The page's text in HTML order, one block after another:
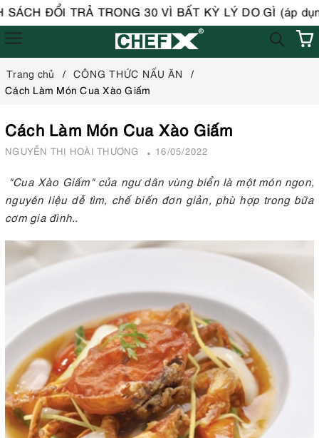
ĐỔI TRẢ TRONG 30 VÌ BẤT KỲ LÝ DO GÌ (áp dụng
Trang chủ
CÔNG THỨC NẤU ĂN
Cách Làm Món Cua Xào Giấm
Cách Làm Món Cua Xào Giấm
NGUYỄN THỊ HOÀI THƯƠNG 16/05/2022
"Cua Xào Giấm" của ngư dân vùng biển là một món ngon,
nguyên liệu dễ tìm, chế biến đơn giản, phù hợp trong bữa
cơm gia đình..